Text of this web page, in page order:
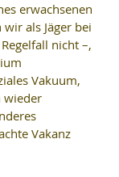
erwachsenen
als Jäger bei
nicht –,
Vakuum,
wieder
Vakanz